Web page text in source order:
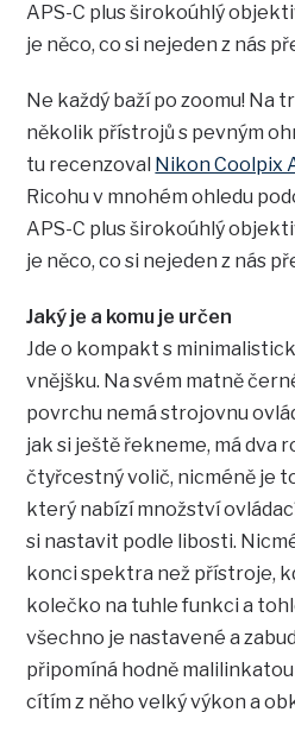
APS-C plus širokoúhlý
je něco, co si nejeden z nás
Ne každý baží po zoomu! Na
několik přístrojů s pevným
tu recenzoval Nikon Coolpix
Ricohu v mnohém ohledu
APS-C plus širokoúhlý
je něco, co si nejeden z nás
Jaký je a komu je určen
Jde o kompakt s
vnějšku. Na svém matně
povrchu nemá strojovnu
jak si ještě řekneme, má dva
čtyřcestný volič, nicméně je
který nabízí množství
si nastavit podle libosti.
konci spektra než přístroje,
kolečko na tuhle funkci a
všechno je nastavené a
připomíná hodně
cítím z něho velký výkon a